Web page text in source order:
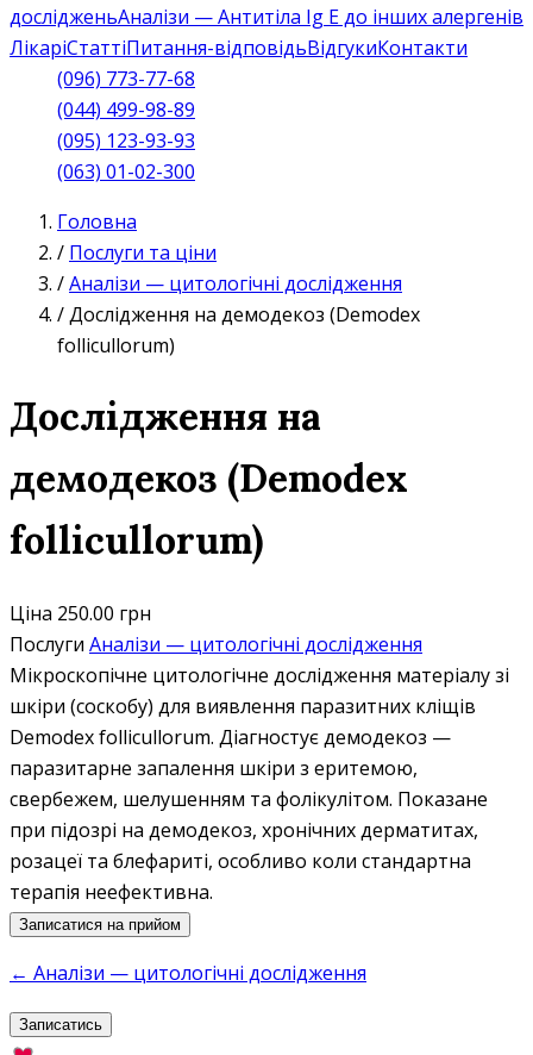
дослідженьАналізи — Антитіла Ig E до інших алергенів
ЛікаріСтаттіПитання-відповідьВідгукиКонтакти
(096) 773-77-68
(044) 499-98-89
(095) 123-93-93
(063) 01-02-300
Головна
/ Послуги та ціни
/Аналізи — цитологічні дослідження
/Дослідження на демодекоз (Demodex
follicullorum)
Дослідження на
демодекоз (Demodex
follicullorum)
Ціна 250.00 грн
Послуги Аналізи — цитологічні дослідження
Мікроскопічне цитологічне дослідження матеріалу зі
шкіри (соскобу) для виявлення паразитних кліщів
Demodex follicullorum. Діагностує демодекоз —
паразитарне запалення шкіри з еритемою,
свербежем, шелушенням та фолікулітом. Показане
при підозрі на демодекоз, хронічних дерматитах,
розацеї та блефариті, особливо коли стандартна
терапія неефективна.
Записатися на прийом
← Аналізи — цитологічні дослідження
Записатись